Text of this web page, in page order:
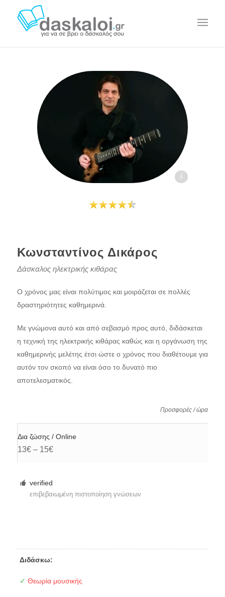
Κωνσταντίνος Δικάρος daskaloi.gr
Κωνσταντίνος Δικάρος
Δάσκαλος ηλεκτρικής κιθάρας
Ο χρόνος μας είναι πολύτιμος και μοιράζεται σε πολλές
δραστηριότητες καθημερινά.
Με γνώμονα αυτό και από σεβασμό προς αυτό, διδάσκεται
η τεχνική της ηλεκτρικής κιθάρας καθώς και η οργάνωση της
καθημερινής μελέτης έτσι ώστε ο χρόνος που διαθέτουμε για
αυτόν τον σκοπό να είναι όσο το δυνατό πιο
αποτελεσματικός.
Προσφορές / ώρα
Δια ζώσης / Online
13€ – 15€
verified
επιβεβαιωμένη πιστοποίηση γνώσεων
Διδάσκω:
✓ Θεωρία μουσικής